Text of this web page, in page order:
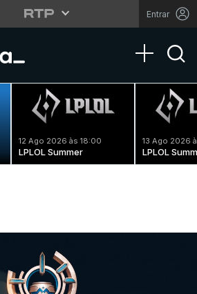
Entrar
Toggle
12 Ago 2026 às 18:00
LPLOL Summer
13 Ago 2026
LPLOL